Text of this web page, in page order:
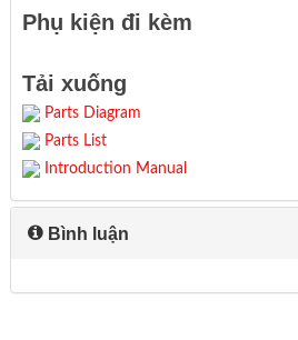
Phụ kiện đi kèm
Tải xuống
Parts Diagram
Parts List
Introduction Manual
Bình luận